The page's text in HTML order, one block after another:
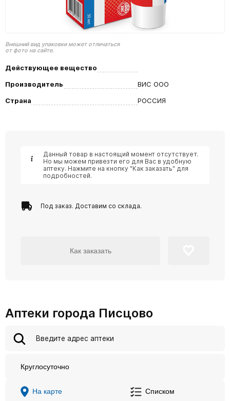
Внешний вид упаковки может отличаться
от фото на сайте.
Действующее вещество
Производитель
ВИС ООО
Страна
РОССИЯ
Данный товар в настоящий момент отсутствует.
Но мы можем привезти его для Вас в удобную
аптеку. Нажмите на кнопку "Как заказать" для
подробностей.
Под заказ. Доставим со склада.
Как заказать
Аптеки города Писцово
Круглосуточно
На карте Списком